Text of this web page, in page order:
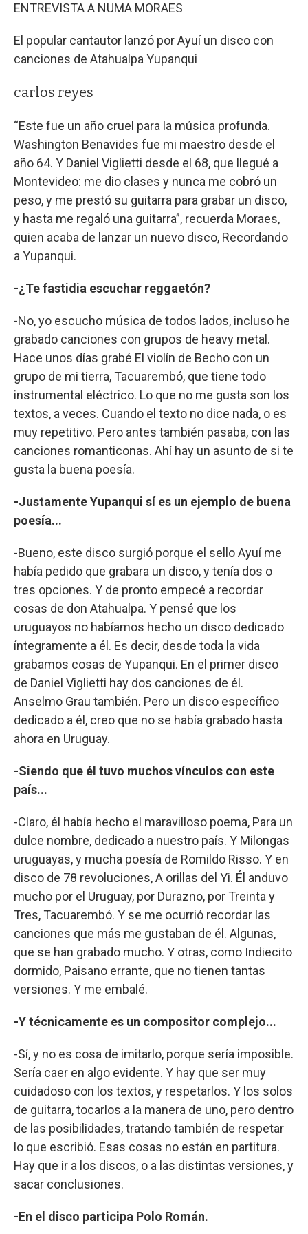
ENTREVISTA A NUMA MORAES
El popular cantautor lanzó por Ayuí un disco con
canciones de Atahualpa Yupanqui
carlos reyes
“Este fue un año cruel para la música profunda.
Washington Benavides fue mi maestro desde el
año 64. Y Daniel Viglietti desde el 68, que llegué a
Montevideo: me dio clases y nunca me cobró un
peso, y me prestó su guitarra para grabar un disco,
y hasta me regaló una guitarra”, recuerda Moraes,
quien acaba de lanzar un nuevo disco, Recordando
a Yupanqui.
-¿Te fastidia escuchar reggaetón?
-No, yo escucho música de todos lados, incluso he
grabado canciones con grupos de heavy metal.
Hace unos días grabé El violín de Becho con un
grupo de mi tierra, Tacuarembó, que tiene todo
instrumental eléctrico. Lo que no me gusta son los
textos, a veces. Cuando el texto no dice nada, o es
muy repetitivo. Pero antes también pasaba, con las
canciones romanticonas. Ahí hay un asunto de si te
gusta la buena poesía.
-Justamente Yupanqui sí es un ejemplo de buena
poesía...
-Bueno, este disco surgió porque el sello Ayuí me
había pedido que grabara un disco, y tenía dos o
tres opciones. Y de pronto empecé a recordar
cosas de don Atahualpa. Y pensé que los
uruguayos no habíamos hecho un disco dedicado
íntegramente a él. Es decir, desde toda la vida
grabamos cosas de Yupanqui. En el primer disco
de Daniel Viglietti hay dos canciones de él.
Anselmo Grau también. Pero un disco específico
dedicado a él, creo que no se había grabado hasta
ahora en Uruguay.
-Siendo que él tuvo muchos vínculos con este
país...
-Claro, él había hecho el maravilloso poema, Para un
dulce nombre, dedicado a nuestro país. Y Milongas
uruguayas, y mucha poesía de Romildo Risso. Y en
disco de 78 revoluciones, A orillas del Yi. Él anduvo
mucho por el Uruguay, por Durazno, por Treinta y
Tres, Tacuarembó. Y se me ocurrió recordar las
canciones que más me gustaban de él. Algunas,
que se han grabado mucho. Y otras, como Indiecito
dormido, Paisano errante, que no tienen tantas
versiones. Y me embalé.
-Y técnicamente es un compositor complejo...
-Sí, y no es cosa de imitarlo, porque sería imposible.
Sería caer en algo evidente. Y hay que ser muy
cuidadoso con los textos, y respetarlos. Y los solos
de guitarra, tocarlos a la manera de uno, pero dentro
de las posibilidades, tratando también de respetar
lo que escribió. Esas cosas no están en partitura.
Hay que ir a los discos, o a las distintas versiones, y
sacar conclusiones.
-En el disco participa Polo Román.